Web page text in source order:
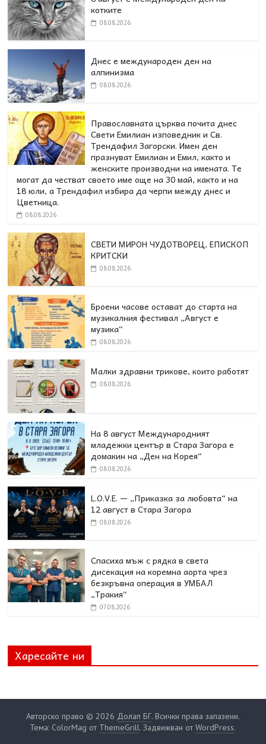
котките
08.08.2026
Днес е международен ден на
алпинизма
08.08.2026
Православната църква почита днес
Свети Емилиан изповедник и Св.
Трендафил Загорски. Имен ден
празнуват Емилиан и Емил, както и
женските производни на имената. Те
могат да честват своето име още на 30 май, както и на
18 юли, а Трендафил избира да черпи между днес и
Цветница.
08.08.2026
СВЕТИ МИРОН ЧУДОТВОРЕЦ, ЕПИСКОП
КРИТСКИ
08.08.2026
Броени часове остават до старта на
музикалния фестивал „Август е
музика“
08.08.2026
Малки здравни трикове, които работят
08.08.2026
На 8 август Международният
младежки център в Стара Загора е
домакин на „Ден на Корея“
08.08.2026
L.O.V.E. — „Приказка за любовта“ на
12 август в Стара Загора
08.08.2026
Спасиха мъж с рядка в света
дисекация на коремна аорта чрез
безкръвна операция в УМБАЛ
„Тракия“
07.08.2026
Харесайте ни
Авторско право © 2026 Долап БГ. Всички права запазени.
Тема: ColorMag от ThemeGrill. Задвижван отWordPress.